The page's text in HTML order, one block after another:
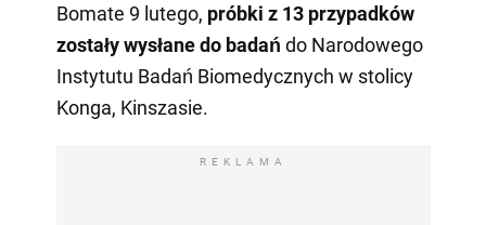
Bomate 9 lutego, próbki z 13 przypadków
zostały wysłane do badań do Narodowego
Instytutu Badań Biomedycznych w stolicy
Konga, Kinszasie.
REKLAMA